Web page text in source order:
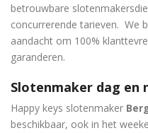
betrouwbare
concurrerende tarieven. We
aandacht om 100%
garanderen.
Slotenmaker dag en
Happy keys slotenmaker
beschikbaar, ook in het